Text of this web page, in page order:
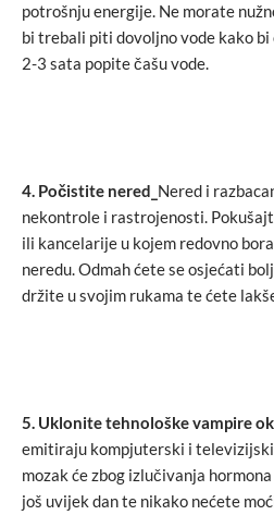
potrošnju energije. Ne morate
bi trebali piti dovoljno vode kako
2-3 sata popite čašu vode.
4. Počistite nered_ Nered i
nekontrole i rastrojenosti.
ili kancelarije u kojem redovno
neredu. Odmah ćete se osjećati
držite u svojim rukama te ćete
5. Uklonite tehnološke vampire
emitiraju kompjuterski i televizijski
mozak će zbog izlučivanja
još uvijek dan te nikako nećete